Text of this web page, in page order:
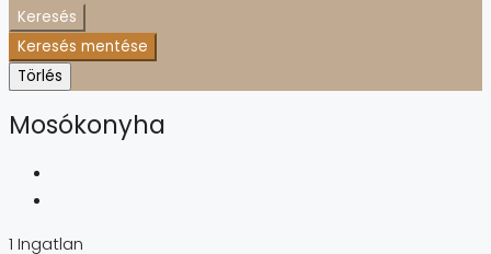
Keresés
Keresés mentése
Törlés
Mosókonyha
1 Ingatlan